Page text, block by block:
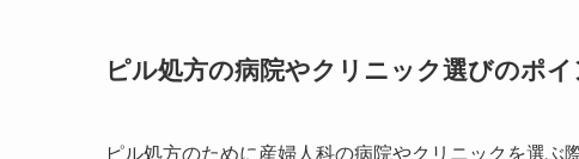
ピル処方の病院やクリニック選びのポ
ピル処方のために産婦人科の病院やクリニックを選ぶ